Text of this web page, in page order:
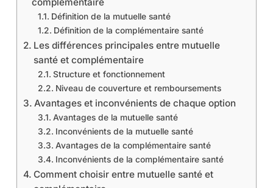
Définition de la mutuelle santé
Définition de la complémentaire santé
Les différences principales entre mutuelle
santé et complémentaire
Structure et fonctionnement
Niveau de couverture et remboursements
Avantages et inconvénients de chaque option
Avantages de la mutuelle santé
Inconvénients de la mutuelle santé
Avantages de la complémentaire santé
Inconvénients de la complémentaire santé
Comment choisir entre mutuelle santé et